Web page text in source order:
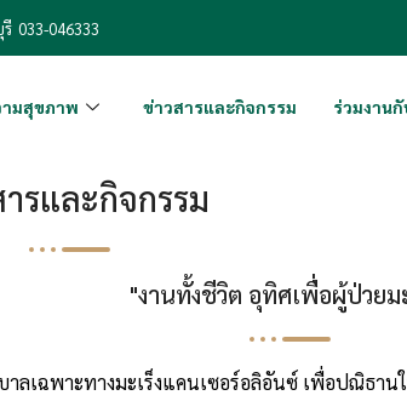
รี 033-046333
มสุขภาพ ข่าวสารและกิจกรรม ร่วมงานกั
รและกิจกรรม
"งานทั้งชีวิต อุทิศเพื่อผู้ป่วยม
าลเฉพาะทางมะเร็งแคนเซอร์อลิอันซ์ เพื่อปณิธาน